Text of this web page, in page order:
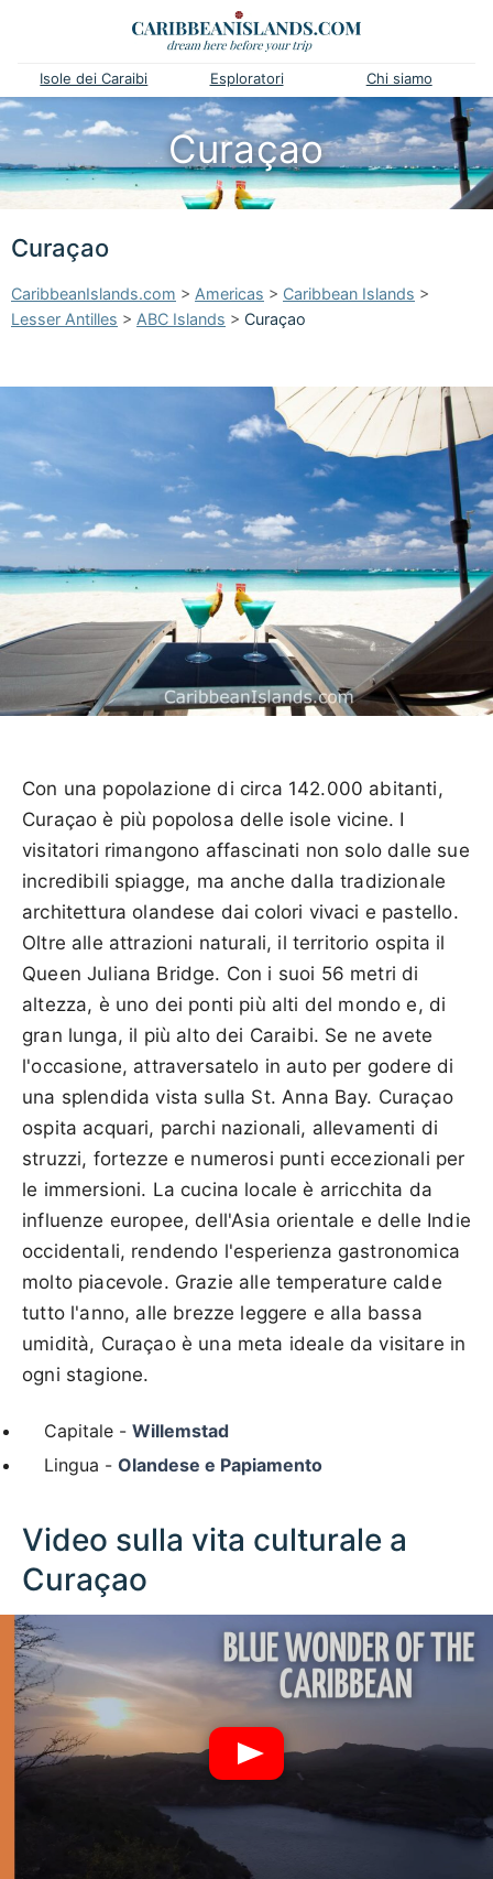
Isole dei Caraibi Esploratori Chi siamo
Curaçao
Curaçao
CaribbeanIslands.com > Americas > Caribbean Islands >
Lesser Antilles > ABC Islands > Curaçao
Con una popolazione di circa 142.000 abitanti,
Curaçao è più popolosa delle isole vicine. I
visitatori rimangono affascinati non solo dalle sue
incredibili spiagge, ma anche dalla tradizionale
architettura olandese dai colori vivaci e pastello.
Oltre alle attrazioni naturali, il territorio ospita il
Queen Juliana Bridge. Con i suoi 56 metri di
altezza, è uno dei ponti più alti del mondo e, di
gran lunga, il più alto dei Caraibi. Se ne avete
l'occasione, attraversatelo in auto per godere di
una splendida vista sulla St. Anna Bay. Curaçao
ospita acquari, parchi nazionali, allevamenti di
struzzi, fortezze e numerosi punti eccezionali per
le immersioni. La cucina locale è arricchita da
influenze europee, dell'Asia orientale e delle Indie
occidentali, rendendo l'esperienza gastronomica
molto piacevole. Grazie alle temperature calde
tutto l'anno, alle brezze leggere e alla bassa
umidità, Curaçao è una meta ideale da visitare in
ogni stagione.
Capitale - Willemstad
Lingua - Olandese e Papiamento
Video sulla vita culturale a
Curaçao